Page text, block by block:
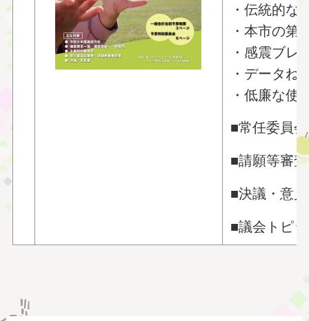
・伝統的な
・本市の第
・感震ブレ
・データね
・低廉な使
■常任委員
■請願等審
■決議・意
■議会トピ